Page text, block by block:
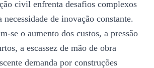
civil enfrenta desafios complexos
de inovação constante.
se o aumento dos custos, a pressão
a escassez de mão de obra
demanda por construções